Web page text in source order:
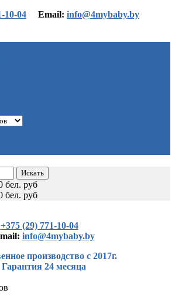
10-04 Еmail: info@4mybaby.by
бел. руб
бел. руб
+375 (29) 771-10-04
info@4mybaby.by
производство с 2017г.
Гарантия 24 месяца